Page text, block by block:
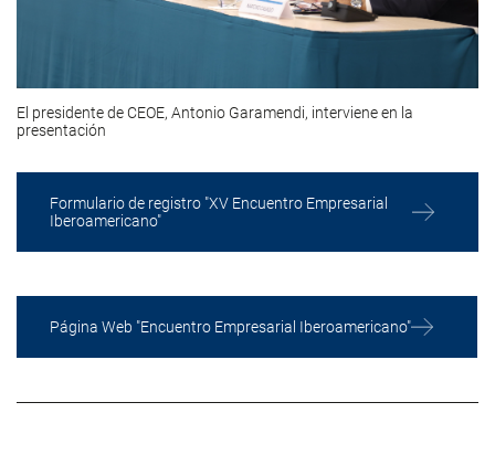
El presidente de CEOE, Antonio Garamendi, interviene en la
presentación
Formulario de registro "XV Encuentro Empresarial
Iberoamericano"
Página Web "Encuentro Empresarial Iberoamericano"